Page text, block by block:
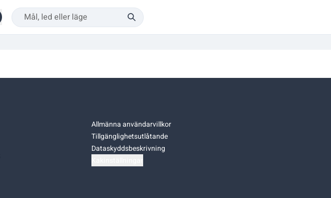
Allmänna användarvillkor
Tillgänglighetsutlåtande
Dataskyddsbeskrivning